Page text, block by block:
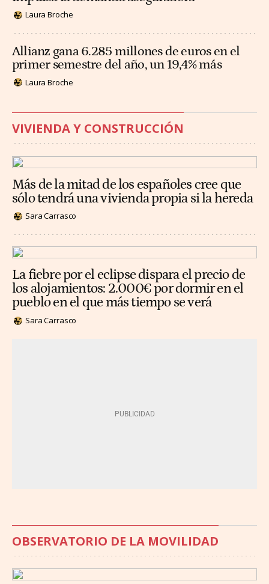
Laura Broche
Allianz gana 6.285 millones de euros en el
primer semestre del año, un 19,4% más
Laura Broche
VIVIENDA Y CONSTRUCCIÓN
Más de la mitad de los españoles cree que
sólo tendrá una vivienda propia si la hereda
Sara Carrasco
La fiebre por el eclipse dispara el precio de
los alojamientos: 2.000€ por dormir en el
pueblo en el que más tiempo se verá
Sara Carrasco
OBSERVATORIO DE LA MOVILIDAD